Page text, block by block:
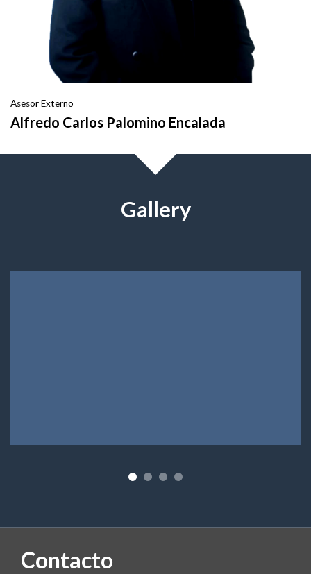
Asesor Externo
Alfredo Carlos Palomino Encalada
Gallery
Contacto